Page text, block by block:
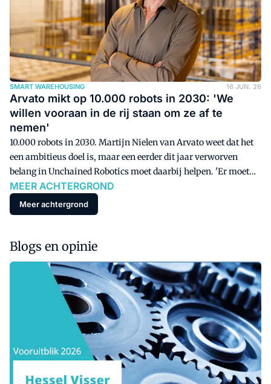
SMART WAREHOUSING 16 JUN. 26
Arvato mikt op 10.000 robots in 2030: 'We
willen vooraan in de rij staan om ze af te
nemen'
10.000 robots in 2030. Martijn Nielen van Arvato weet dat het
een ambitieus doel is, maar een eerder dit jaar verworven
belang in Unchained Robotics moet daarbij helpen. 'Er moet
een beetje druk achter zitten om dat zover te krijgen.'
MEER ACHTERGROND
Meer achtergrond
Blogs en opinie